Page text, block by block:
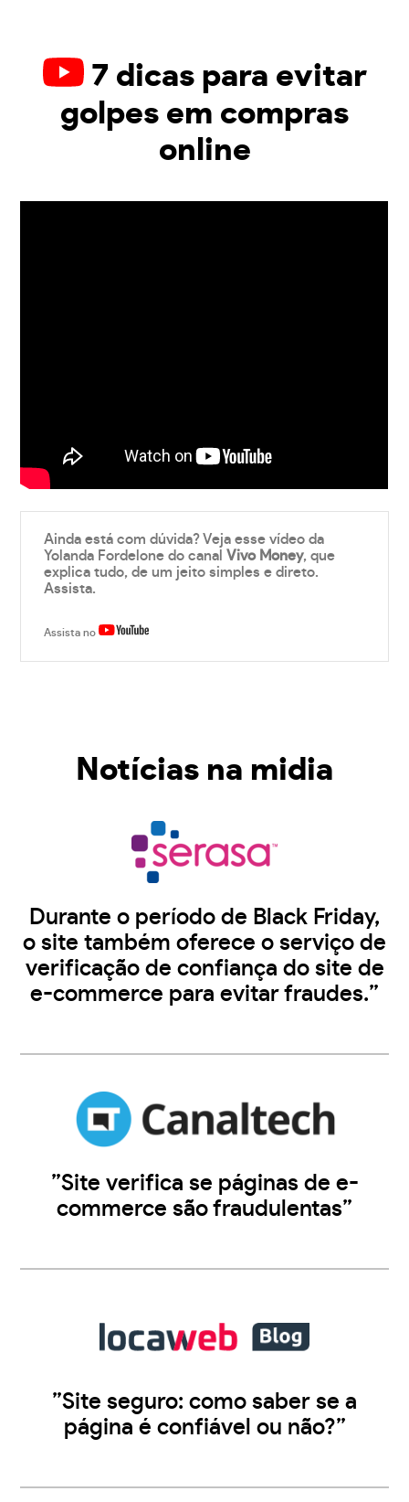
7 dicas para evitar
golpes em compras
online
Ainda está com dúvida? Veja esse vídeo da
Yolanda Fordelone do canalVivo Money, que
explica tudo, de um jeito simples e direto.
Assista.
Assista no
Notícias na midia
Durante o período de Black Friday,
o site também oferece o serviço de
verificação de confiança do site de
e-commerce para evitar fraudes.”
”Site verifica se páginas de e-
commerce são fraudulentas”
”Site seguro: como saber se a
página é confiável ou não?”